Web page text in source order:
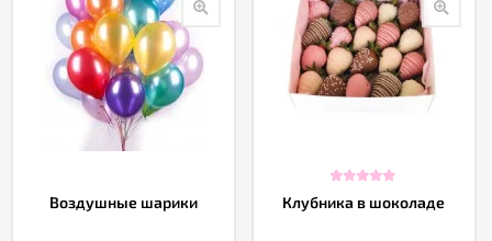
Воздушные шарики Клубника в шоколаде